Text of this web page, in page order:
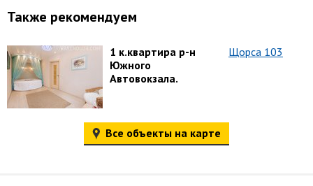
Также рекомендуем
1 к.квартира р-н
Южного
Автовокзала.
Щорса 103
Все объекты на карте